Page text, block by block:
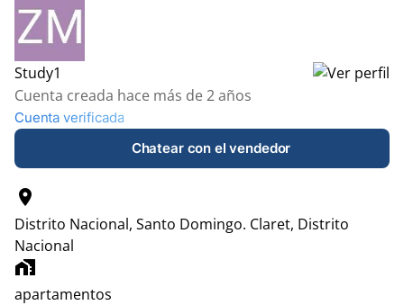
Study1
Cuenta creada hace más de 2 años
Cuenta verificada
Chatear con el vendedor
location_on
Distrito Nacional, Santo Domingo. Claret, Distrito
Nacional
home_work
apartamentos